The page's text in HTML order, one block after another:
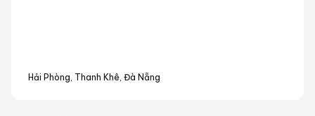
Hải Phòng, Thanh Khê, Đà Nẵng